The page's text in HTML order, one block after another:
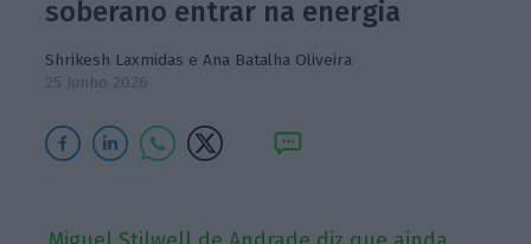
soberano entrar na energia
Shrikesh Laxmidas eAna Batalha Oliveira
25 Junho 2026